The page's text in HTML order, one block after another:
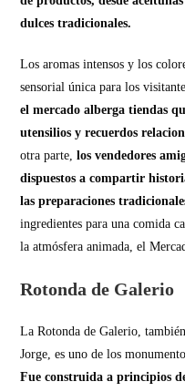
dulces tradicionales.
Los aromas intensos y los
sensorial única para los
el mercado alberga tiendas
utensilios y recuerdos
otra parte,los vendedores
dispuestos a compartir
las preparaciones
ingredientes para una comida
la atmósfera animada, el
Rotonda de Galerio
La Rotonda de Galerio,
Jorge, es uno de los
Fue construida a principios